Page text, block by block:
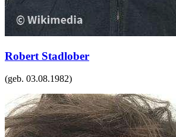
Robert Stadlober
(geb. 03.08.1982)